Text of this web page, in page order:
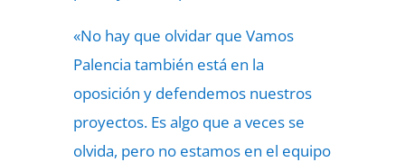
«No hay que olvidar que Vamos
Palencia también está en la
oposición y defendemos nuestros
proyectos. Es algo que a veces se
olvida, pero no estamos en el equipo